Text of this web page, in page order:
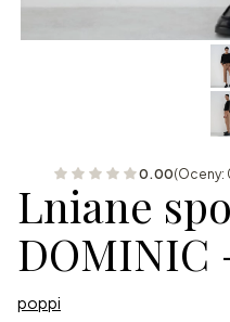
0.00(Oceny:
Lniane
DOMINIC
poppi